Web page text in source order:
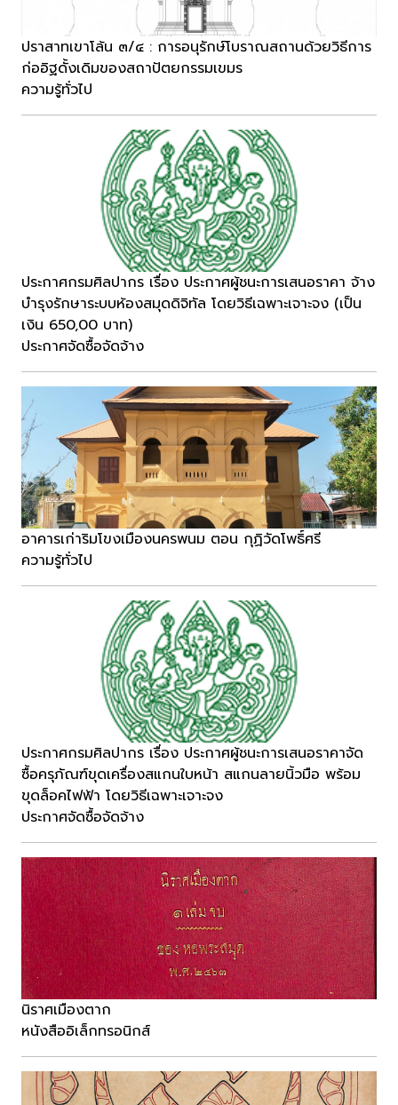
ปราสาทเขาโล้น ๓/๔ : การอนุรักษ์โบราณสถานด้วยวิธีการ
ก่ออิฐดั้งเดิมของสถาปัตยกรรมเขมร
ความรู้ทั่วไป
ประกาศกรมศิลปากร เรื่อง ประกาศผู้ชนะการเสนอราคา จ้าง
บำรุงรักษาระบบห้องสมุดดิจิทัล โดยวิธีเฉพาะเจาะจง (เป็น
เงิน 650,00 บาท)
ประกาศจัดซื้อจัดจ้าง
อาคารเก่าริมโขงเมืองนครพนม ตอน กุฏิวัดโพธิ์ศรี
ความรู้ทั่วไป
ประกาศกรมศิลปากร เรื่อง ประกาศผู้ชนะการเสนอราคาจัด
ซื้อครุภัณฑ์ขุดเครื่องสแกนใบหน้า สแกนลายนิ้วมือ พร้อม
ขุดล็อคไฟฟ้า โดยวิธีเฉพาะเจาะจง
ประกาศจัดซื้อจัดจ้าง
นิราศเมืองตาก
หนังสืออิเล็กทรอนิกส์